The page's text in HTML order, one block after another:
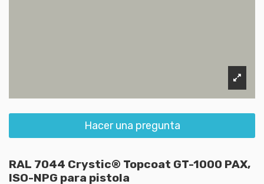
Hacer una pregunta
RAL 7044 Crystic® Topcoat GT-1000 PAX,
ISO-NPG para pistola